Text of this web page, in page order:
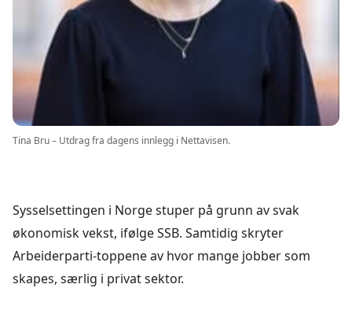
Tina Bru – Utdrag fra dagens innlegg i Nettavisen.
Sysselsettingen i Norge stuper på grunn av svak
økonomisk vekst, ifølge SSB. Samtidig skryter
Arbeiderparti-toppene av hvor mange jobber som
skapes, særlig i privat sektor.